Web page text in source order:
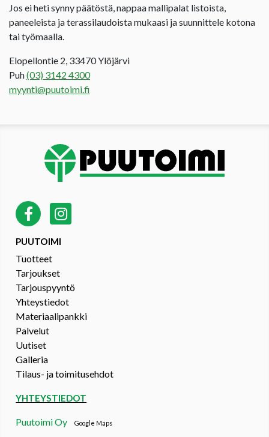
Jos ei heti synny päätöstä, nappaa mallipalat listoista,
paneeleista ja terassilaudoista mukaasi ja suunnittele kotona
tai työmaalla.
Elopellontie 2, 33470 Ylöjärvi
Puh(03) 3142 4300
myynti@puutoimi.fi
PUUTOIMI
Tuotteet
Tarjoukset
Tarjouspyyntö
Yhteystiedot
Materiaalipankki
Palvelut
Uutiset
Galleria
Tilaus- ja toimitusehdot
YHTEYSTIEDOT
Puutoimi OyGoogle Maps